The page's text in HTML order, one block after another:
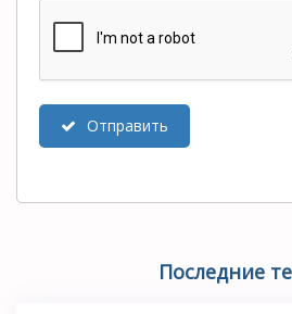
Отправить
Последние